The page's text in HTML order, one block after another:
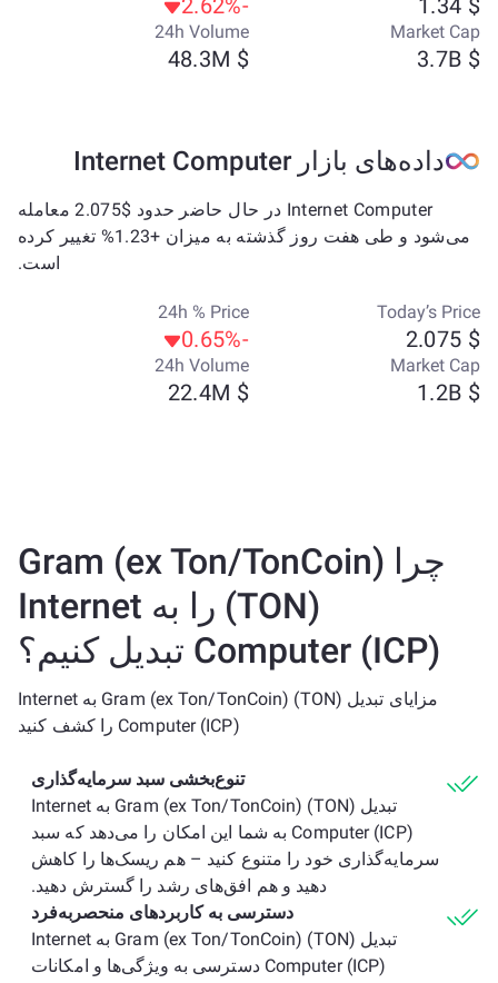
$ 1.34
-2.62%
Market Cap
$ 3.7B
24h Volume
$ 48.3M
داده‌های بازار Internet Computer
Internet Computer در حال حاضر حدود $2.075 معامله
می‌شود و طی هفت روز گذشته به میزان +1.23% تغییر کرده
است.
Today’s Price
$ 2.075
24h % Price
-0.65%
Market Cap
$ 1.2B
24h Volume
$ 22.4M
چرا Gram (ex Ton/TonCoin)
(TON) را به Internet
Computer (ICP) تبدیل کنیم؟
مزایای تبدیل Gram (ex Ton/TonCoin) (TON) به Internet
Computer (ICP) را کشف کنید
تنوع‌بخشی سبد سرمایه‌گذاری
تبدیل Gram (ex Ton/TonCoin) (TON) به Internet
Computer (ICP) به شما این امکان را می‌دهد که سبد
سرمایه‌گذاری خود را متنوع کنید – هم ریسک‌ها را کاهش
دهید و هم افق‌های رشد را گسترش دهید.
دسترسی به کاربردهای منحصربه‌فرد
تبدیل Gram (ex Ton/TonCoin) (TON) به Internet
Computer (ICP) دسترسی به ویژگی‌ها و امکانات